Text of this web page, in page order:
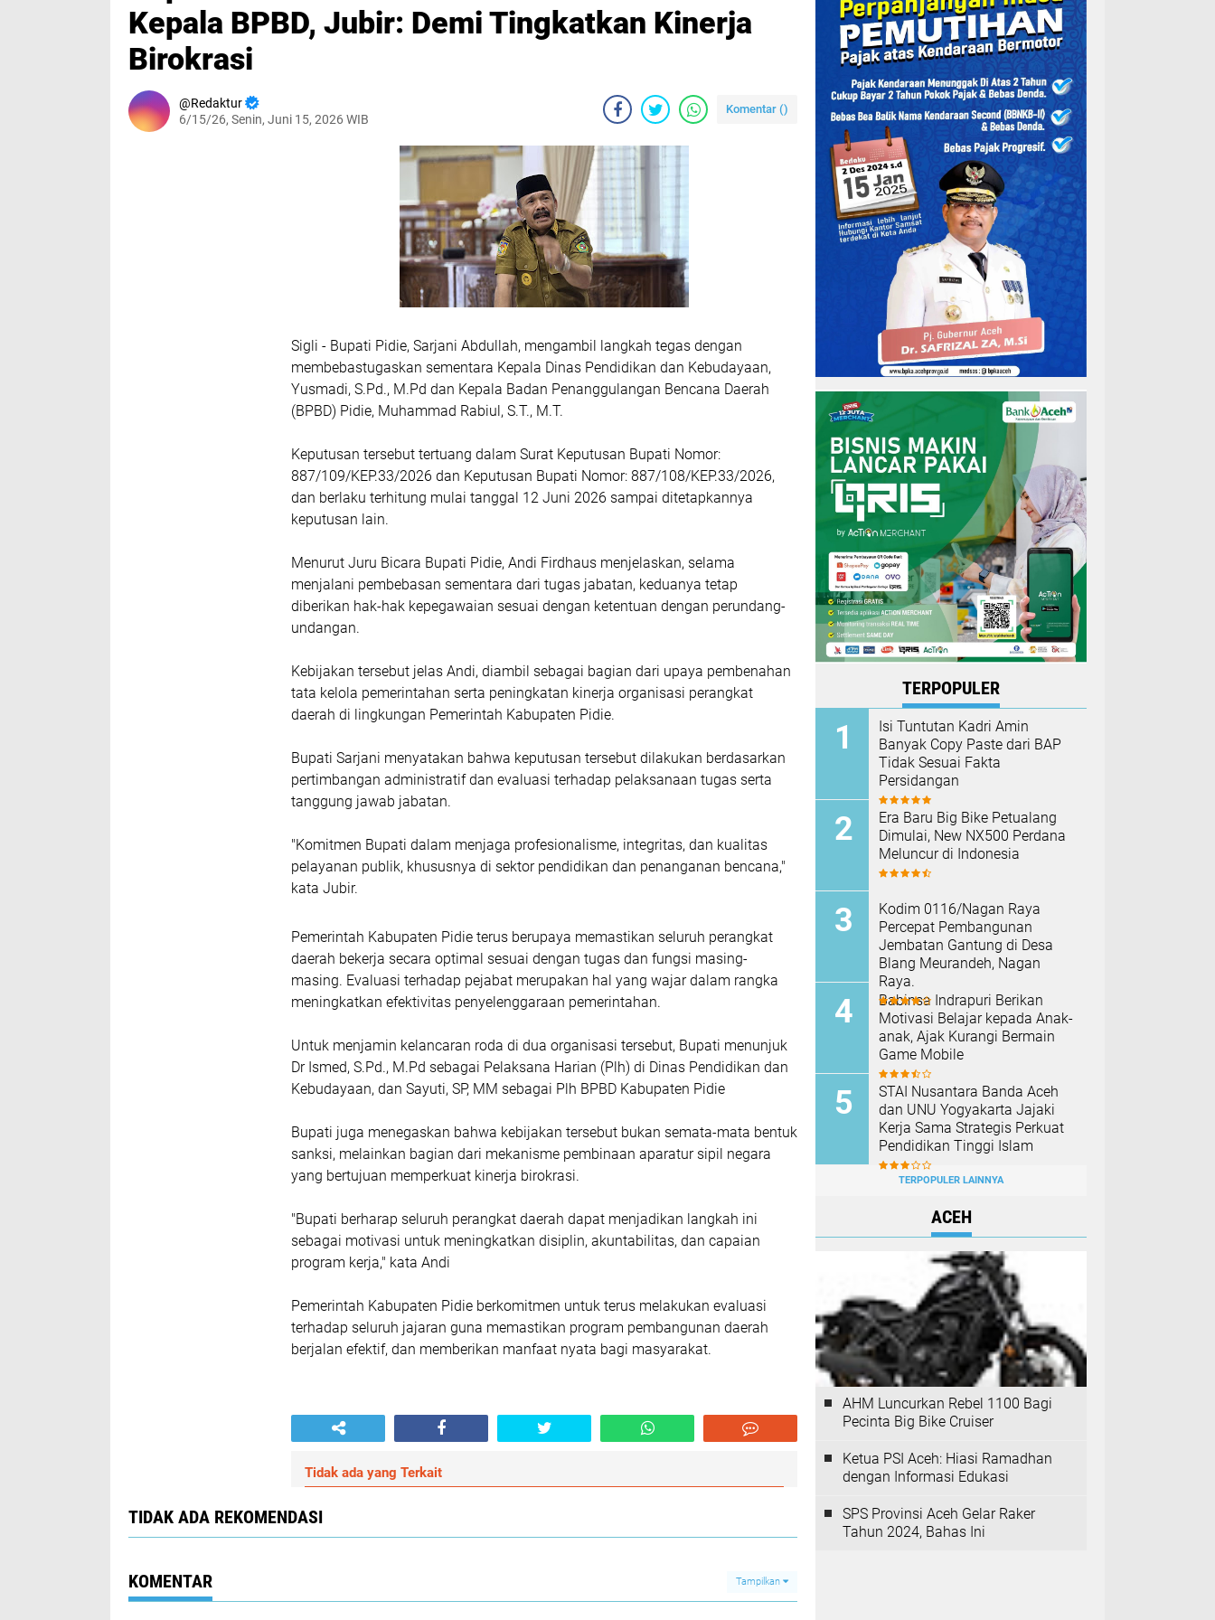
Kepala BPBD, Jubir: Demi Tingkatkan Kinerja
Birokrasi
Redaktur
6/15/26, Senin, Juni 15, 2026 WIB
Komentar ()
Sigli - Bupati Pidie, Sarjani Abdullah, mengambil langkah tegas dengan
membebastugaskan sementara Kepala Dinas Pendidikan dan Kebudayaan,
Yusmadi, S.Pd., M.Pd dan Kepala Badan Penanggulangan Bencana Daerah
(BPBD) Pidie, Muhammad Rabiul, S.T., M.T.
Keputusan tersebut tertuang dalam Surat Keputusan Bupati Nomor:
887/109/KEP.33/2026 dan Keputusan Bupati Nomor: 887/108/KEP.33/2026,
dan berlaku terhitung mulai tanggal 12 Juni 2026 sampai ditetapkannya
keputusan lain.
Menurut Juru Bicara Bupati Pidie, Andi Firdhaus menjelaskan, selama
menjalani pembebasan sementara dari tugas jabatan, keduanya tetap
diberikan hak-hak kepegawaian sesuai dengan ketentuan dengan perundang-
undangan.
Kebijakan tersebut jelas Andi, diambil sebagai bagian dari upaya pembenahan
tata kelola pemerintahan serta peningkatan kinerja organisasi perangkat
daerah di lingkungan Pemerintah Kabupaten Pidie.
Bupati Sarjani menyatakan bahwa keputusan tersebut dilakukan berdasarkan
pertimbangan administratif dan evaluasi terhadap pelaksanaan tugas serta
tanggung jawab jabatan.
"Komitmen Bupati dalam menjaga profesionalisme, integritas, dan kualitas
pelayanan publik, khususnya di sektor pendidikan dan penanganan bencana,"
kata Jubir.
Pemerintah Kabupaten Pidie terus berupaya memastikan seluruh perangkat
daerah bekerja secara optimal sesuai dengan tugas dan fungsi masing-
masing. Evaluasi terhadap pejabat merupakan hal yang wajar dalam rangka
meningkatkan efektivitas penyelenggaraan pemerintahan.
Untuk menjamin kelancaran roda di dua organisasi tersebut, Bupati menunjuk
Dr Ismed, S.Pd., M.Pd sebagai Pelaksana Harian (Plh) di Dinas Pendidikan dan
Kebudayaan, dan Sayuti, SP, MM sebagai Plh BPBD Kabupaten Pidie
Bupati juga menegaskan bahwa kebijakan tersebut bukan semata-mata bentuk
sanksi, melainkan bagian dari mekanisme pembinaan aparatur sipil negara
yang bertujuan memperkuat kinerja birokrasi.
"Bupati berharap seluruh perangkat daerah dapat menjadikan langkah ini
sebagai motivasi untuk meningkatkan disiplin, akuntabilitas, dan capaian
program kerja," kata Andi
Pemerintah Kabupaten Pidie berkomitmen untuk terus melakukan evaluasi
terhadap seluruh jajaran guna memastikan program pembangunan daerah
berjalan efektif, dan memberikan manfaat nyata bagi masyarakat.
Tidak ada yang Terkait
TIDAK ADA REKOMENDASI
KOMENTAR Tampilkan
TERPOPULER
Isi Tuntutan Kadri Amin
Banyak Copy Paste dari BAP
Tidak Sesuai Fakta
Persidangan
Era Baru Big Bike Petualang
Dimulai, New NX500 Perdana
Meluncur di Indonesia
Kodim 0116/Nagan Raya
Percepat Pembangunan
Jembatan Gantung di Desa
Blang Meurandeh, Nagan
Raya.
Babinsa Indrapuri Berikan
Motivasi Belajar kepada Anak-
anak, Ajak Kurangi Bermain
Game Mobile
STAI Nusantara Banda Aceh
dan UNU Yogyakarta Jajaki
Kerja Sama Strategis Perkuat
Pendidikan Tinggi Islam
TERPOPULER LAINNYA
ACEH
AHM Luncurkan Rebel 1100 Bagi
Pecinta Big Bike Cruiser
Ketua PSI Aceh: Hiasi Ramadhan
dengan Informasi Edukasi
SPS Provinsi Aceh Gelar Raker
Tahun 2024, Bahas Ini